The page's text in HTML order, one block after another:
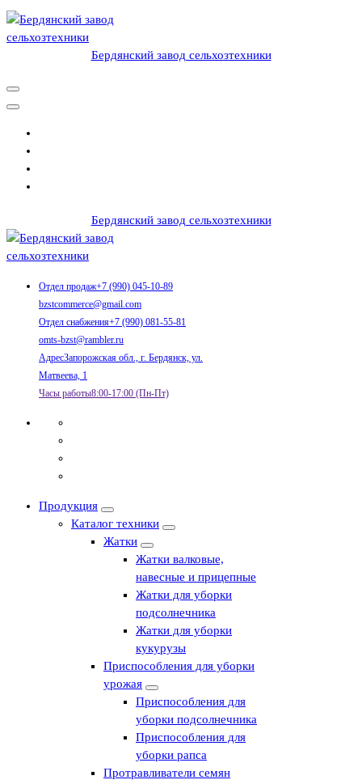
Перейти
подсолнечника, подборщики, приспособления для уборки рапса,
бердянский завод сельхозтехники, в Бердянске, Россия
Бердянский завод сельхозтехники
Бердянский завод сельхозтехники
Продукция, жатки, косилки, приспособления для уборки
подсолнечника, подборщики, приспособления для уборки рапса,
бердянский завод сельхозтехники, в Бердянске, Россия
Отдел продаж+7 (990) 045-10-89
bzstcommerce@gmail.com
Отдел снабжения+7 (990) 081-55-81
omts-bzst@rambler.ru
АдресЗапорожская обл., г. Бердянск, ул.
Матвеева, 1
Часы работы8:00-17:00 (Пн-Пт)
Продукция
Каталог техники
Жатки
Жатки валковые,
навесные и прицепные
Жатки для уборки
подсолнечника
Жатки для уборки
кукурузы
Приспособления для уборки
урожая
Приспособления для
уборки подсолнечника
Приспособления для
уборки рапса
Протравливатели семян